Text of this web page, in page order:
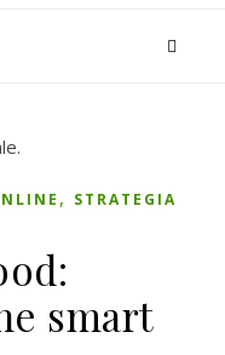
, STRATEGIA
smart